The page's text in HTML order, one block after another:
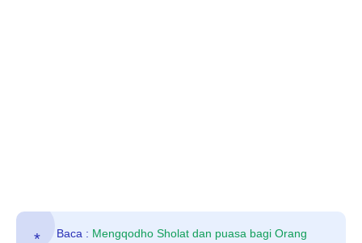
Baca : Mengqodho Sholat dan puasa bagi Orang